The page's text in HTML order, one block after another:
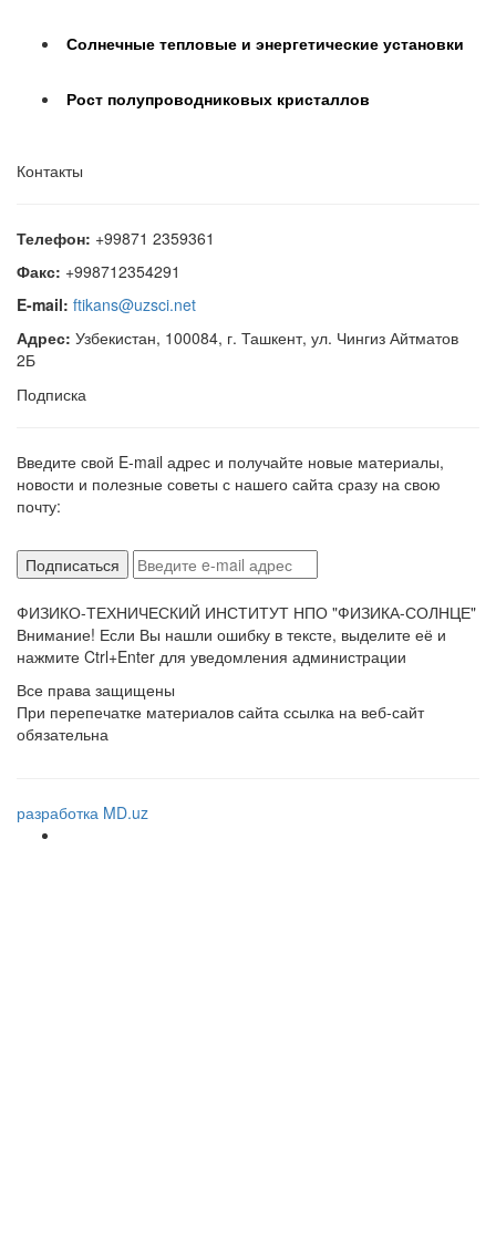
Солнечные тепловые и энергетические установки
Рост полупроводниковых кристаллов
Контакты
Телефон: +99871 2359361
Факс: +998712354291
E-mail: ftikans@uzsci.net
Адрес: Узбекистан, 100084, г. Ташкент, ул. Чингиз Айтматов
2Б
Подписка
Введите свой E-mail адрес и получайте новые материалы,
новости и полезные советы с нашего сайта сразу на свою
почту:
ФИЗИКО-ТЕХНИЧЕСКИЙ ИНСТИТУТ НПО "ФИЗИКА-СОЛНЦЕ"
Внимание! Если Вы нашли ошибку в тексте, выделите её и
нажмите Ctrl+Enter для уведомления администрации
Все права защищены
При перепечатке материалов сайта ссылка на веб-сайт
обязательна
разработка MD.uz